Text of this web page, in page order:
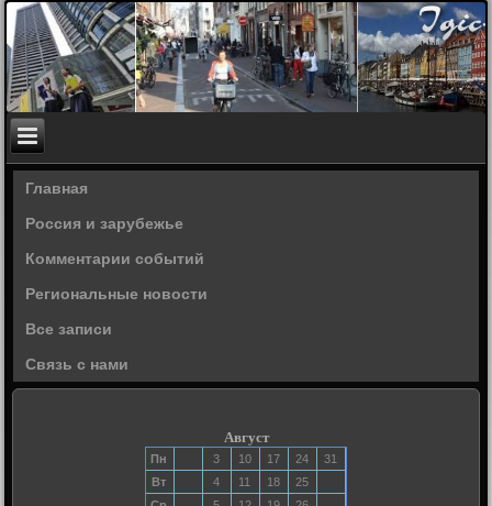
Главная
Россия и зарубежье
Комментарии событий
Региональные новости
Все записи
Связь с нами
Август
Пн 3 10 17 24
31
Вт
4 11 18
25